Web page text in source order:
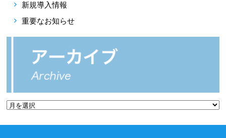
新規導入情報
重要なお知らせ